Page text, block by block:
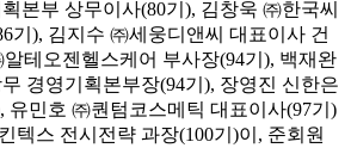
본부 상무이사(80기), 김창욱 ㈜한국씨
기), 김지수 ㈜세웅디앤씨 대표이사 건
테오젠헬스케어 부사장(94기), 백재완
경영기획본부장(94기), 장영진 신한은
유민호 ㈜퀀텀코스메틱 대표이사(97기)
텍스 전시전략 과장(100기)이, 준회원